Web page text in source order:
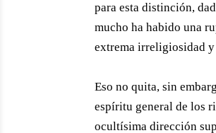
para esta distinción,
mucho ha habido una
extrema irreligiosidad
Eso no quita, sin
espíritu general de los
ocultísima dirección